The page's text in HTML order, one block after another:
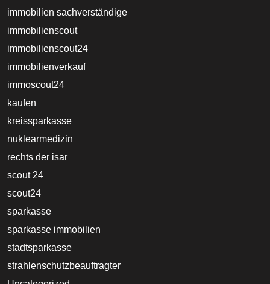
immobilien sachverständige
immobilienscout
immobilienscout24
immobilienverkauf
immoscout24
kaufen
kreissparkasse
nuklearmedizin
rechts der isar
scout 24
scout24
sparkasse
sparkasse immobilien
stadtsparkasse
strahlenschutzbeauftragter